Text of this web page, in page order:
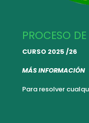
PROCESO
CURSO 2025 /26
MÁS INFORMACIÓN
Para resolver